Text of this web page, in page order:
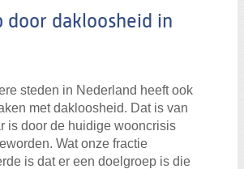
door dakloosheid in
steden in Nederland heeft ook
met dakloosheid. Dat is van
is door de huidige wooncrisis
Wat onze fractie
is dat er een doelgroep is die